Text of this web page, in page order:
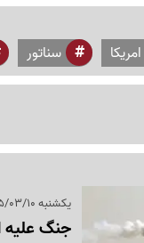
امریکا سناتور
یکشنبه 1405/03/10 ساعت 17:38
جنگ علیه